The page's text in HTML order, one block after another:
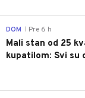
DOM Pre 6 h
Mali stan od 25
kupatilom: Svi su